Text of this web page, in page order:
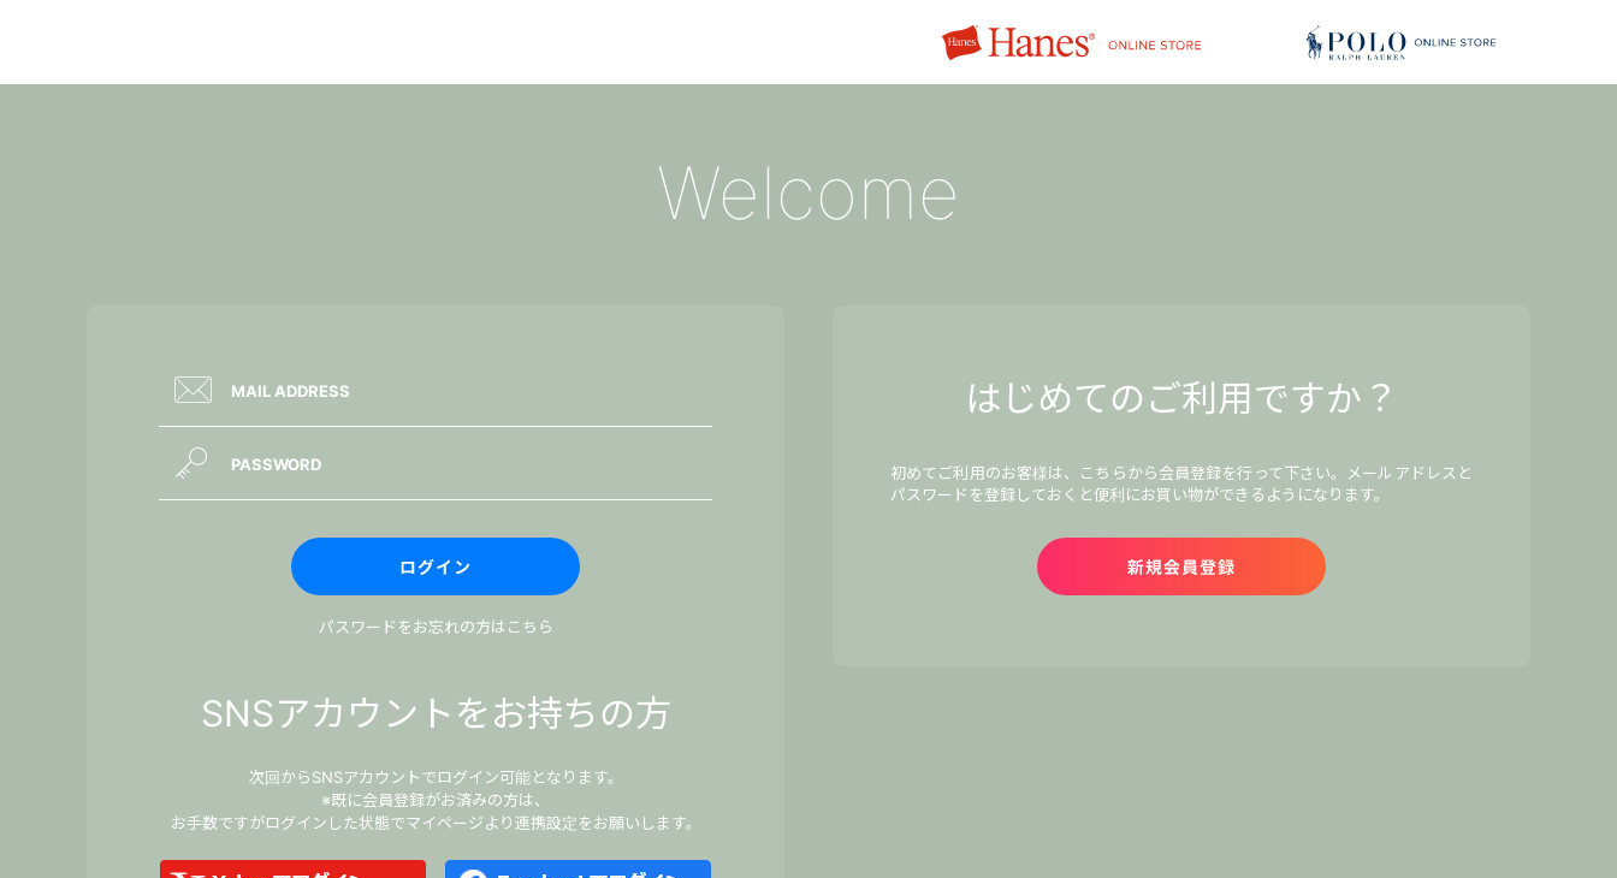
Welcome
パスワードをお忘れの方はこちら
SNSアカウントをお持ちの方
次回からSNSアカウントでログイン可能となります。
※既に会員登録がお済みの方は、
お手数ですがログインした状態でマイページより連携設定をお願いします。
はじめてのご利用ですか？
初めてご利用のお客様は、こちらから会員登録を行って下さい。メールアドレスと
パスワードを登録しておくと便利にお買い物ができるようになります。